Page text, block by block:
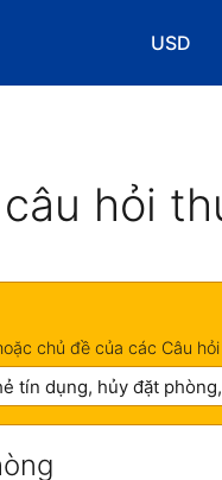
USD
Chọn
hỏi
chủ đề của các Câu